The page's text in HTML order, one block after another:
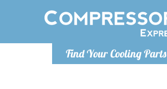
Find Your Cooling Parts